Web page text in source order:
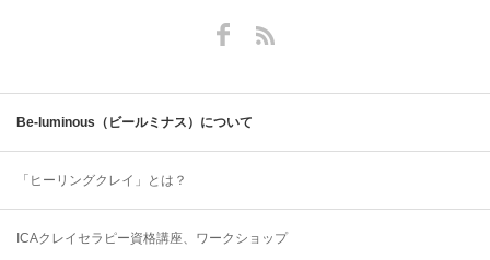
Be-luminous（ビールミナス）について
「ヒーリングクレイ」とは？
ICAクレイセラピー資格講座、ワークショップ